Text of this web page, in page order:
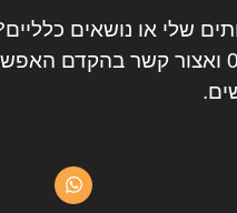
שלי או נושאים
ואצור קשר בהקדם